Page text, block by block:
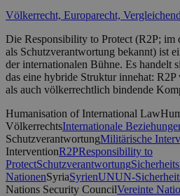
Völkerrecht, Europarecht,
Die Responsibility to Protect (R2P; im
als Schutzverantwortung bekannt) ist
der internationalen Bühne. Es handelt
das eine hybride Struktur innehat:
als auch völkerrechtlich bindende
Humanisation of International Law
VölkerrechtsInternationale
SchutzverantwortungMilitärische
InterventionR2PResponsibility to
ProtectSchutzverantwortung
NationenSyriaSyrienUNUN-
Nations Security CouncilVereinte